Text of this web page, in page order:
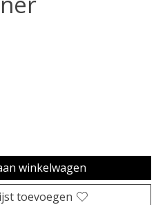
is
winkelwagen
toevoegen